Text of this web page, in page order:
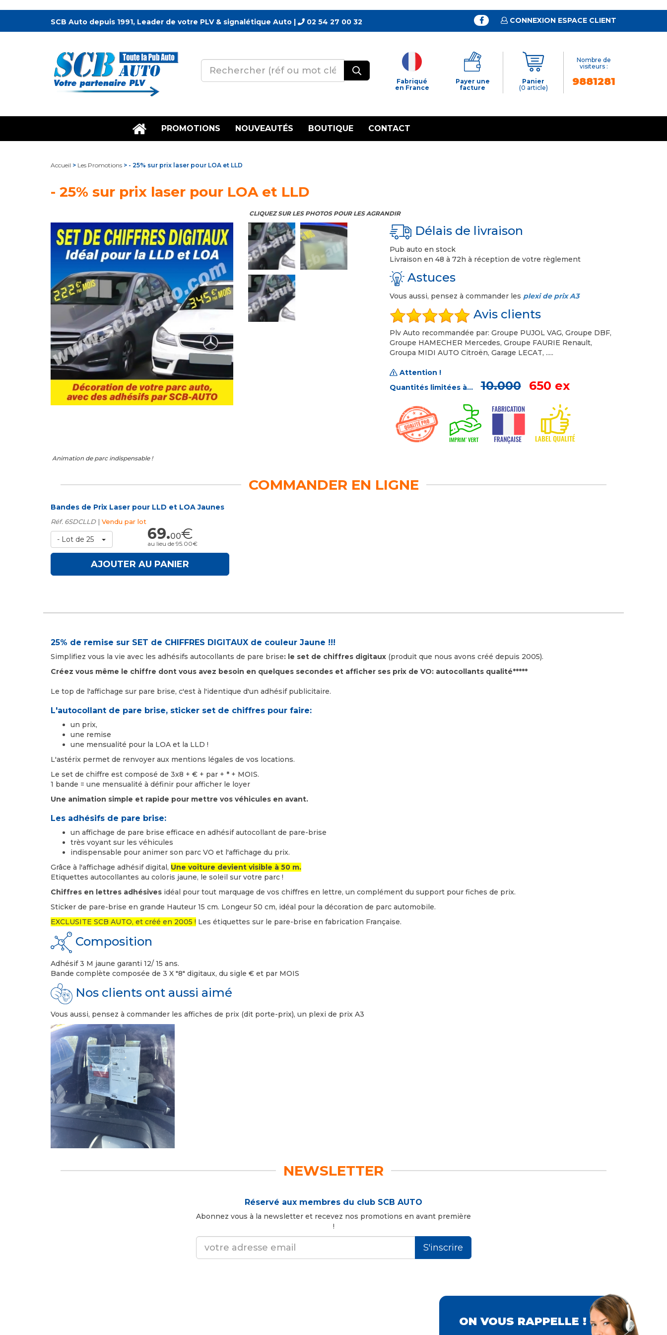
SCB Auto depuis 1991, Leader de votre PLV & signalétique Auto | 02 54 27 00 32 CONNEXION ESPACE CLIENT
Fabriqué
en France
Payer une
facture
Panier
(0 article)
Nombre de
visiteurs :
9881281
PROMOTIONS NOUVEAUTÉS BOUTIQUE CONTACT
Accueil > Les Promotions > - 25% sur prix laser pour LOA et LLD
- 25% sur prix laser pour LOA et LLD
CLIQUEZ SUR LES PHOTOS POUR LES AGRANDIR
Délais de livraison
Pub auto en stock
Livraison en 48 à 72h à réception de votre règlement
Astuces
Vous aussi, pensez à commander les plexi de prix A3
Avis clients
Plv Auto recommandée par: Groupe PUJOL VAG, Groupe DBF,
Groupe HAMECHER Mercedes, Groupe FAURIE Renault,
Groupa MIDI AUTO Citroën, Garage LECAT, .....
Attention !
Quantités limitées à...10.000 650 ex
Animation de parc indispensable !
COMMANDER EN LIGNE
Bandes de Prix Laser pour LLD et LOA Jaunes
Réf. 6SDCLLD| Vendu par lot
- Lot de 25 69.00€
au lieu de 95.00€
AJOUTER AU PANIER
25% de remise sur SET de CHIFFRES DIGITAUX de couleur Jaune !!!
Simplifiez vous la vie avec les adhésifs autocollants de pare brise: le set de chiffres digitaux (produit que nous avons créé depuis 2005).
Créez vous même le chiffre dont vous avez besoin en quelques secondes et afficher ses prix de VO: autocollants qualité*****
Le top de l'affichage sur pare brise, c'est à l'identique d'un adhésif publicitaire.
L'autocollant de pare brise, sticker set de chiffres pour faire:
un prix,
une remise
une mensualité pour la LOA et la LLD !
L'astérix permet de renvoyer aux mentions légales de vos locations.
Le set de chiffre est composé de 3x8 + € + par + * + MOIS.
1 bande = une mensualité à définir pour afficher le loyer
Une animation simple et rapide pour mettre vos véhicules en avant.
Les adhésifs de pare brise:
un affichage de pare brise efficace en adhésif autocollant de pare-brise
très voyant sur les véhicules
indispensable pour animer son parc VO et l'affichage du prix.
Grâce à l'affichage adhésif digital, Une voiture devient visible à 50 m.
Etiquettes autocollantes au coloris jaune, le soleil sur votre parc !
Chiffres en lettres adhésives idéal pour tout marquage de vos chiffres en lettre, un complément du support pour fiches de prix.
Sticker de pare-brise en grande Hauteur 15 cm. Longeur 50 cm, idéal pour la décoration de parc automobile.
EXCLUSITE SCB AUTO, et créé en 2005 ! Les étiquettes sur le pare-brise en fabrication Française.
Composition
Adhésif 3 M jaune garanti 12/ 15 ans.
Bande complète composée de 3 X "8" digitaux, du sigle € et par MOIS
Nos clients ont aussi aimé
Vous aussi, pensez à commander les affiches de prix (dit porte-prix), un plexi de prix A3
NEWSLETTER
Réservé aux membres du club SCB AUTO
Abonnez vous à la newsletter et recevez nos promotions en avant première
!
S'inscrire
ON VOUS RAPPELLE !